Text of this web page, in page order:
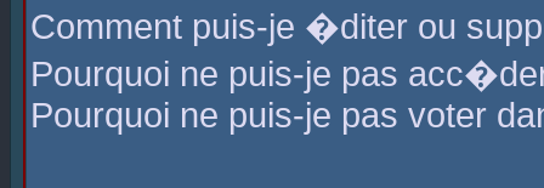
Comment puis-je �diter ou
Pourquoi ne puis-je pas
Pourquoi ne puis-je pas voter